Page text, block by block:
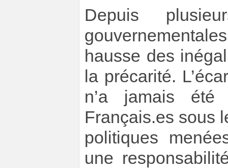
Depuis
hausse des
la précarité.
n’a jamais
Français.es sous
politiques
une